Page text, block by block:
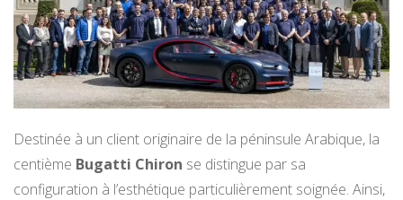
Destinée à un client originaire de la péninsule Arabique, la
centième Bugatti Chiron se distingue par sa
configuration à l’esthétique particulièrement soignée. Ainsi,